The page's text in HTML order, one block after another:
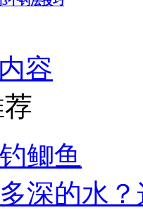
容
鲫鱼
深的水